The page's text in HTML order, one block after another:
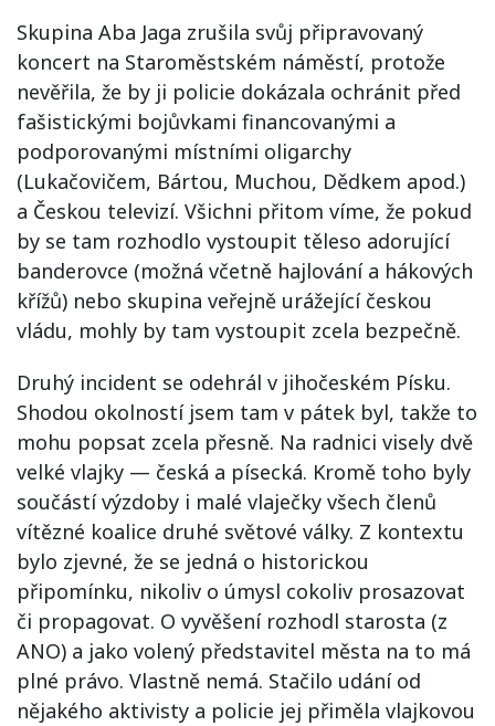
Skupina Aba Jaga zrušila svůj připravovaný
koncert na Staroměstském náměstí, protože
nevěřila, že by ji policie dokázala ochránit před
fašistickými bojůvkami financovanými a
podporovanými místními oligarchy
(Lukačovičem, Bártou, Muchou, Dědkem apod.)
a Českou televizí. Všichni přitom víme, že pokud
by se tam rozhodlo vystoupit těleso adorující
banderovce (možná včetně hajlování a hákových
křížů) nebo skupina veřejně urážející českou
vládu, mohly by tam vystoupit zcela bezpečně.
Druhý incident se odehrál v jihočeském Písku.
Shodou okolností jsem tam v pátek byl, takže to
mohu popsat zcela přesně. Na radnici visely dvě
velké vlajky — česká a písecká. Kromě toho byly
součástí výzdoby i malé vlaječky všech členů
vítězné koalice druhé světové války. Z kontextu
bylo zjevné, že se jedná o historickou
připomínku, nikoliv o úmysl cokoliv prosazovat
či propagovat. O vyvěšení rozhodl starosta (z
ANO) a jako volený představitel města na to má
plné právo. Vlastně nemá. Stačilo udání od
nějakého aktivisty a policie jej přiměla vlajkovou